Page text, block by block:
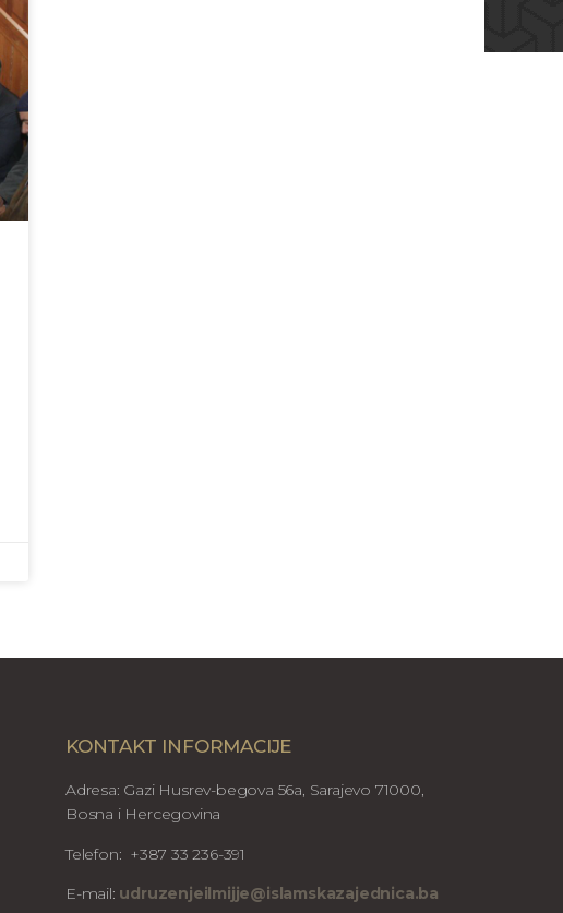
KONTAKT INFORMACIJE
Adresa: Gazi Husrev-begova 56a, Sarajevo 71000,
Bosna i Hercegovina
Telefon: +387 33 236-391
E-mail: udruzenjeilmijje@islamskazajednica.ba